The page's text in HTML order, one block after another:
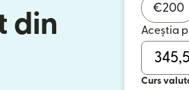
din
€200
Aceștia
Curs